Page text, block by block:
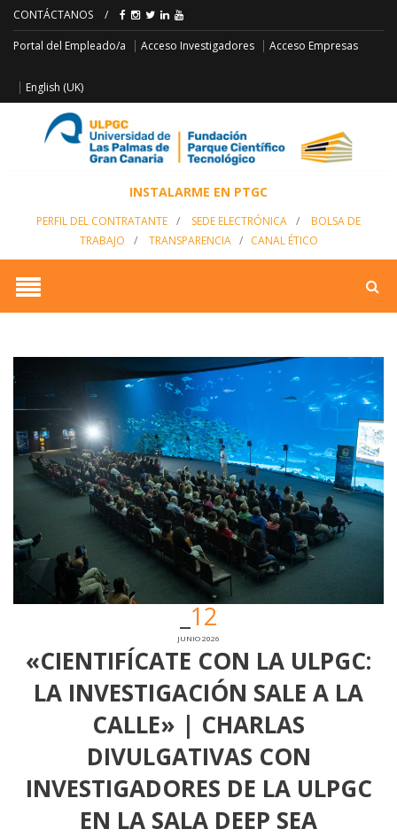
CONTÁCTANOS /
Portal del Empleado/a Acceso Investigadores Acceso Empresas
English (UK)
INSTALARME EN PTGC
PERFIL DEL CONTRATANTE / SEDE ELECTRÓNICA /
BOLSA DE
TRABAJO
/ TRANSPARENCIA/ CANAL ÉTICO
12
JUNIO 2026
«CIENTIFÍCATE CON LA ULPGC:
LA INVESTIGACIÓN SALE A LA
CALLE» | CHARLAS
DIVULGATIVAS CON
INVESTIGADORES DE LA ULPGC
EN LA SALA DEEP SEA